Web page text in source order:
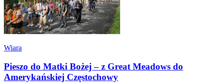
Wiara
Pieszo do Matki Bożej – z Great Meadows do
Amerykańskiej Częstochowy